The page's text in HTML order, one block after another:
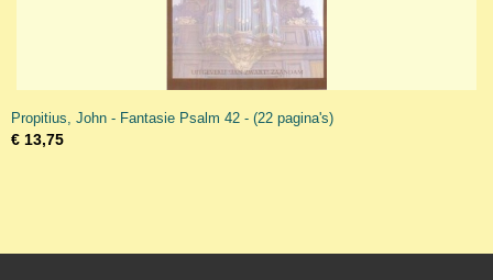
Propitius, John - Fantasie Psalm 42 - (22 pagina's)
€ 13,75